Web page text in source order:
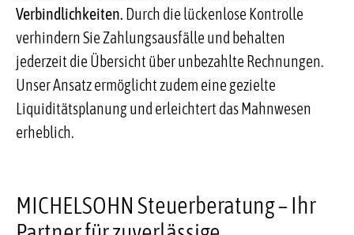
Verbindlichkeiten. Durch die lückenlose Kontrolle
verhindern Sie Zahlungsausfälle und behalten
jederzeit die Übersicht über unbezahlte Rechnungen.
Unser Ansatz ermöglicht zudem eine gezielte
Liquiditätsplanung und erleichtert das Mahnwesen
erheblich.
MICHELSOHN Steuerberatung – Ihr